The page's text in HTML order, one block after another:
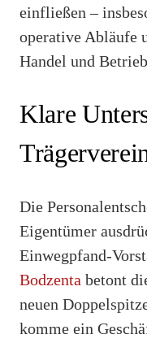
einfließen –
operative Abläufe
Handel und
Klare
Die
Eigentümer
Einwegpfand-
Bodzenta betont
neuen
komme ein